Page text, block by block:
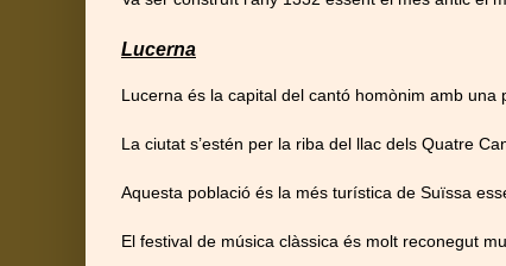
Lucerna
Lucerna és la capital del cantó homònim amb una
La ciutat s’estén per la riba del llac dels Quatre
Aquesta població és la més turística de Suïssa
El festival de música clàssica és molt reconegut